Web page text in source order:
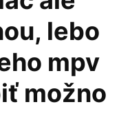
lebo
mpv
možno